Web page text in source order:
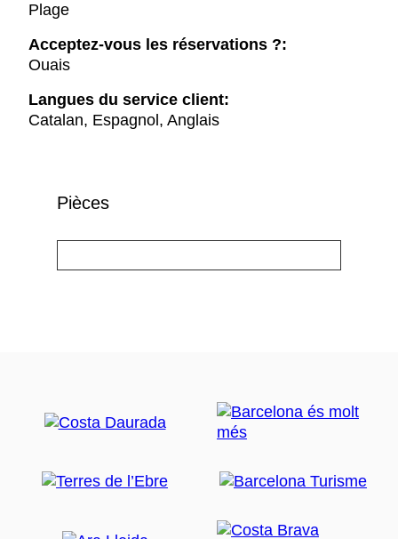
Plage
Acceptez-vous les réservations ?:
Ouais
Langues du service client:
Catalan, Espagnol, Anglais
Pièces